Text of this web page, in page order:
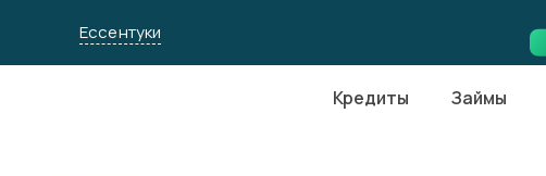
Ессентуки
Кредиты Займы